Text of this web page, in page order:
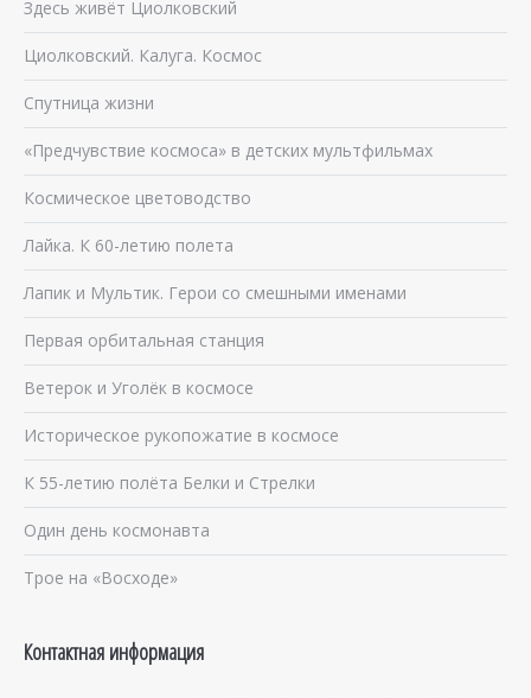
Здесь живёт Циолковский
Циолковский. Калуга. Космос
Спутница жизни
«Предчувствие космоса» в детских мультфильмах
Космическое цветоводство
Лайка. К 60-летию полета
Лапик и Мультик. Герои со смешными именами
Первая орбитальная станция
Ветерок и Уголёк в космосе
Историческое рукопожатие в космосе
К 55-летию полёта Белки и Стрелки
Один день космонавта
Трое на «Восходе»
Контактная информация